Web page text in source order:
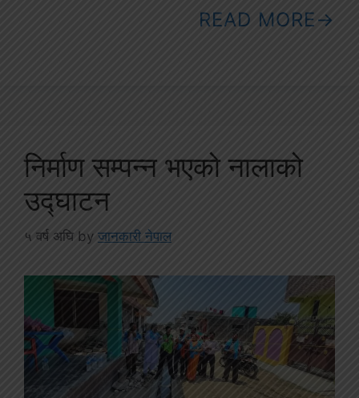
READ MORE
निर्माण सम्पन्न भएको नालाको
उद्घाटन
५ वर्ष अघि by जानकारी नेपाल